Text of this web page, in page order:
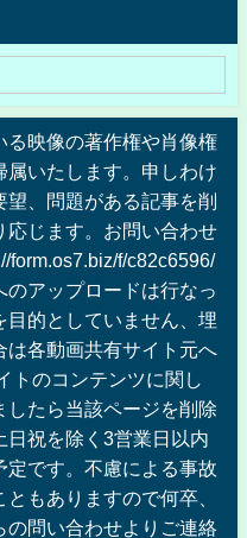
る映像の著作権や肖像権
いたします。申しわけ
、問題がある記事を削
応じます。お問い合わせ
form.os7.biz/f/c82c6596/
アップロードは行なっ
的としていません、埋
は各動画共有サイト元へ
トのコンテンツに関し
たら当該ページを削除
日祝を除く3営業日以内
定です。不慮による事故
もありますので何卒、
の問い合わせよりご連絡